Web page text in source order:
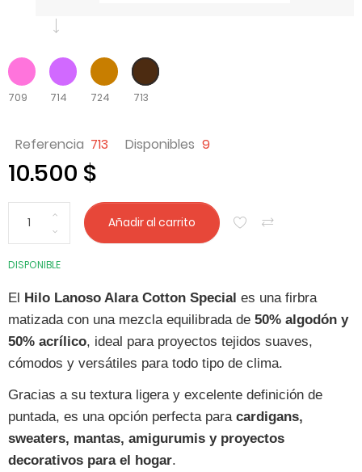
709 714 724 713
Referencia 713 Disponibles 9
10.500 $
Añadir al carrito
DISPONIBLE
El Hilo Lanoso Alara Cotton Special es una firbra
matizada con una mezcla equilibrada de 50% algodón y
50% acrílico, ideal para proyectos tejidos suaves,
cómodos y versátiles para todo tipo de clima.
Gracias a su textura ligera y excelente definición de
puntada, es una opción perfecta para cardigans,
sweaters, mantas, amigurumis y proyectos
decorativos para el hogar.